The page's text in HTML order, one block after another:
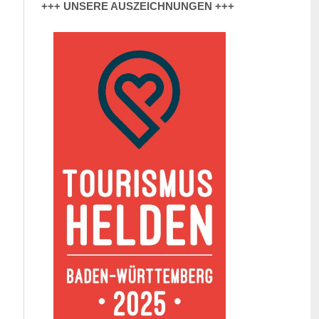
+++ UNSERE AUSZEICHNUNGEN +++